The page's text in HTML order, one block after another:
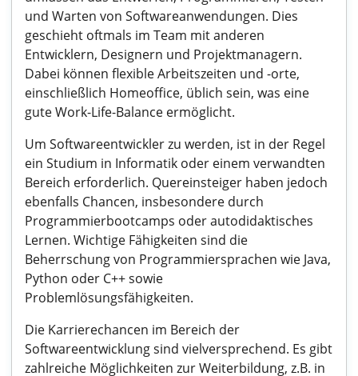
und Warten von Softwareanwendungen. Dies
geschieht oftmals im Team mit anderen
Entwicklern, Designern und Projektmanagern.
Dabei können flexible Arbeitszeiten und -orte,
einschließlich Homeoffice, üblich sein, was eine
gute Work-Life-Balance ermöglicht.
Um Softwareentwickler zu werden, ist in der Regel
ein Studium in Informatik oder einem verwandten
Bereich erforderlich. Quereinsteiger haben jedoch
ebenfalls Chancen, insbesondere durch
Programmierbootcamps oder autodidaktisches
Lernen. Wichtige Fähigkeiten sind die
Beherrschung von Programmiersprachen wie Java,
Python oder C++ sowie
Problemlösungsfähigkeiten.
Die Karrierechancen im Bereich der
Softwareentwicklung sind vielversprechend. Es gibt
zahlreiche Möglichkeiten zur Weiterbildung, z.B. in